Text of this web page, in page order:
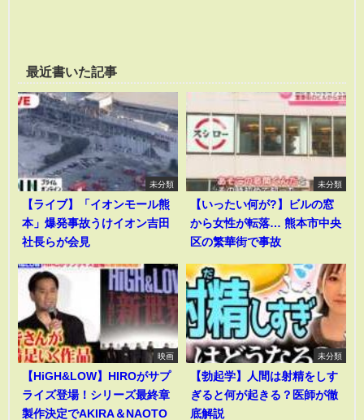
最近書いた記事
未分類
【ライブ】「イオンモール熊
本」爆発事故うけイオン吉田
社長らが会見
未分類
【いったい何が?】ビルの窓
から女性が転落… 熊本市中央
区の繁華街で事故
映画
【HiGH&LOW】HIROがサプ
ライズ登場！シリーズ最終章
製作決定でAKIRA＆NAOTO
未分類
【勃起学】人間は射精をしす
ぎると何が起きる？医師が徹
底解説